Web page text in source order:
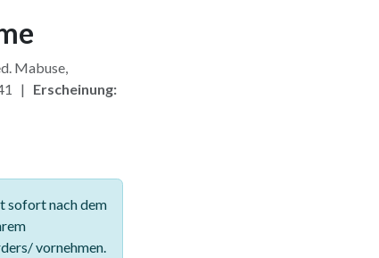
Mabuse,
| Erscheinung:
sofort nach dem
vornehmen.